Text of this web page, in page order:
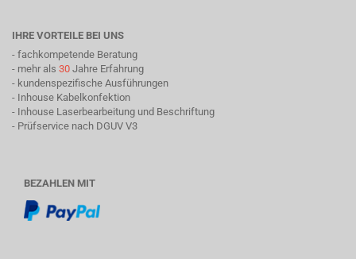
IHRE VORTEILE BEI UNS
- fachkompetende Beratung
- mehr als 30 Jahre Erfahrung
- kundenspezifische Ausführungen
- Inhouse Kabelkonfektion
- Inhouse Laserbearbeitung und Beschriftung
- Prüfservice nach DGUV V3
BEZAHLEN MIT